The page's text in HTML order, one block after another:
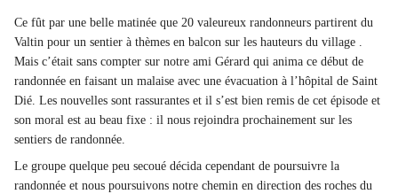
Ce fût par une belle matinée que 20 valeureux randonneurs partirent du
Valtin pour un sentier à thèmes en balcon sur les hauteurs du village .
Mais c’était sans compter sur notre ami Gérard qui anima ce début de
randonnée en faisant un malaise avec une évacuation à l’hôpital de Saint
Dié. Les nouvelles sont rassurantes et il s’est bien remis de cet épisode et
son moral est au beau fixe : il nous rejoindra prochainement sur les
sentiers de randonnée.
Le groupe quelque peu secoué décida cependant de poursuivre la
randonnée et nous poursuivons notre chemin en direction des roches du